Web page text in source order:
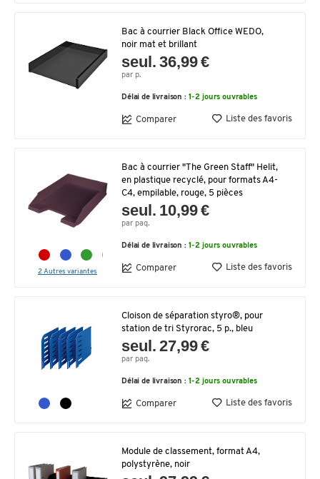
Bac à courrier Black Office WEDO,
noir mat et brillant
seul. 36,99 €
par p.
Délai de livraison : 1-2 jours ouvrables
Comparer Liste des favoris
2 Autres variantes
Bac à courrier "The Green Staff" Helit,
en plastique recyclé, pour formats A4-
C4, empilable, rouge, 5 pièces
seul. 10,99 €
par paq.
Délai de livraison : 1-2 jours ouvrables
Comparer Liste des favoris
Cloison de séparation styro®, pour
station de tri Styrorac, 5 p., bleu
seul. 27,99 €
par paq.
Délai de livraison : 1-2 jours ouvrables
Comparer Liste des favoris
Module de classement, format A4,
polystyrène, noir